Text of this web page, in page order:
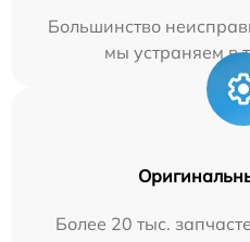
Большинство
мы устраняем в
Более 20 тыс.